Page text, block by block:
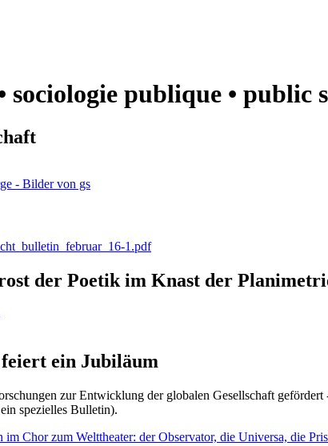
sociologie publique • public
- Bilder von gs
1.pdf
der Poetik im Knast der
ein Jubiläum
zur Entwicklung der globalen Gesellschaft
spezielles Bulletin).
im Chor zum Welttheater: der Observator, die Universa, die